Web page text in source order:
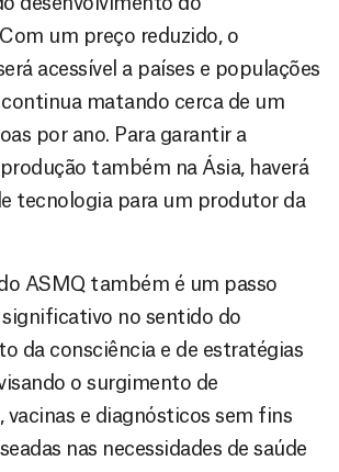
um preço reduzido, o
acessível a países e populações
matando cerca de um
por ano. Para garantir a
também na Ásia, haverá
tecnologia para um produtor da
ASMQ também é um passo
no sentido do
da consciência e de estratégias
o surgimento de
vacinas e diagnósticos sem fins
nas necessidades de saúde